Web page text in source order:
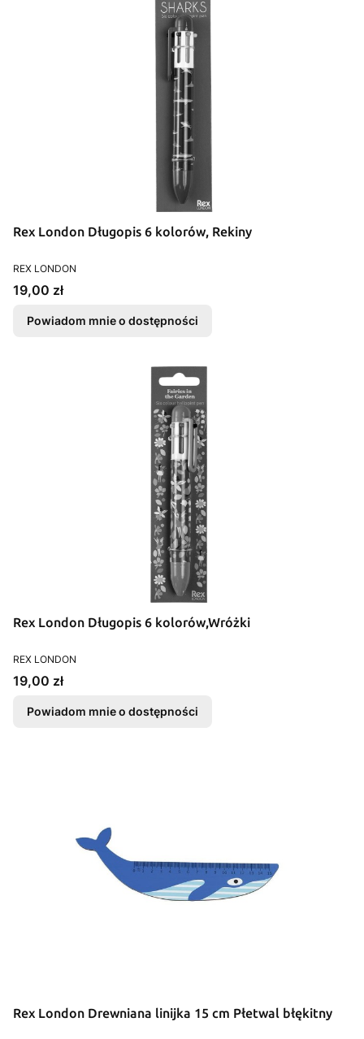
Rex London Długopis 6 kolorów, Rekiny
PRODUCENT
REX LONDON
Cena
19,00 zł
Powiadom mnie o dostępności
Rex London Długopis 6 kolorów,Wróżki
PRODUCENT
REX LONDON
Cena
19,00 zł
Powiadom mnie o dostępności
Rex London Drewniana linijka 15 cm Płetwal błękitny